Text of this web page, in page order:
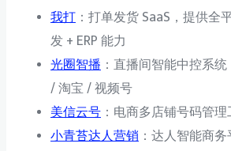
我打 ：打单发货 SaaS，提供全
发 + ERP 能力
光圈智播 ：直播间智能中控系
/ 淘宝 / 视频号
美信云号 ：电商多店铺号码管理
小青苔达人营销 ：达人智能商